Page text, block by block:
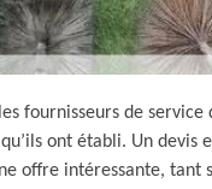
fournisseurs de service
ont établi. Un devis
offre intéressante, tant